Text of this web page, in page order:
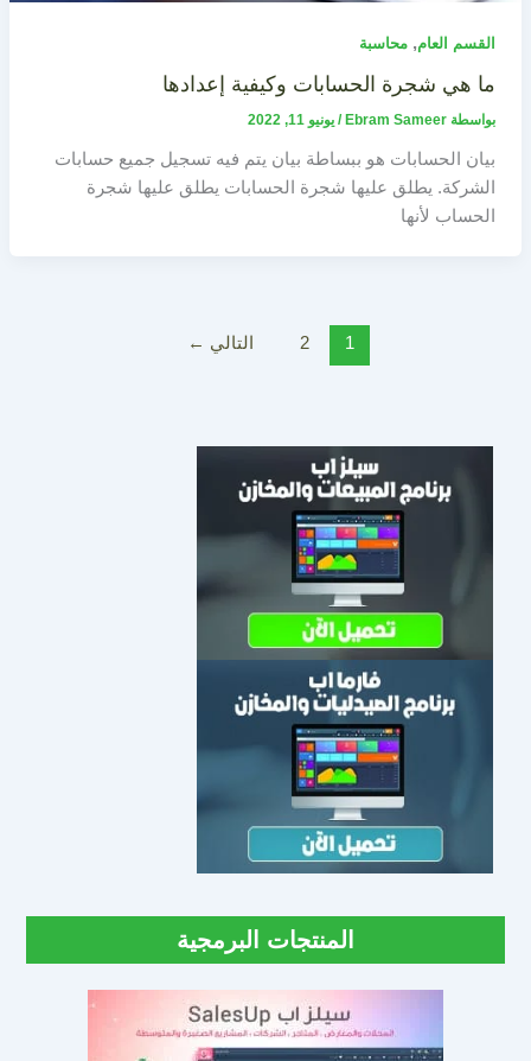
القسم العام, محاسبة
ما هي شجرة الحسابات وكيفية إعدادها
بواسطة Ebram Sameer
/ يونيو 11, 2022
بيان الحسابات هو ببساطة بيان يتم فيه تسجيل جميع حسابات
الشركة. يطلق عليها شجرة الحسابات يطلق عليها شجرة
الحساب لأنها
1
2 التالي ←
المنتجات البرمجية